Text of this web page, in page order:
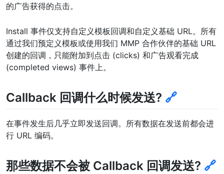
的广告获得的点击。
Install 事件仅支持自定义模板回调和自定义基础 URL。所有
通过我们预定义模板或使用我们 MMP 合作伙伴的基础 URL
创建的回调，只能附加到点击 (clicks) 和广告观看完成
(completed views) 事件上。
Callback 回调什么时候发送? 🔗
在事件发生后几乎立即发送回调。所有数据在发送前都会进
行 URL 编码。
那些数据不会被 Callback 回调发送? 🔗